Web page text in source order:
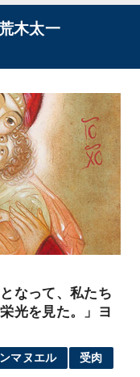
木太一
なって、私たち
光を見た。」ヨ
マヌエル 受肉